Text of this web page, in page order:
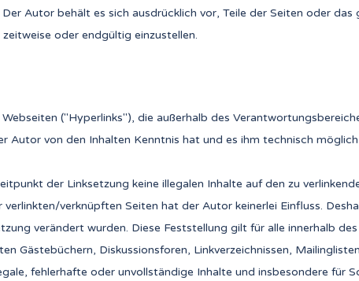
Autor behält es sich ausdrücklich vor, Teile der Seiten oder
oder endgültig einzustellen.
("Hyperlinks"), die außerhalb des
Autor von den Inhalten Kenntnis hat und es ihm technisch
der Linksetzung keine illegalen Inhalte auf den zu
verknüpften Seiten hat der Autor keinerlei Einfluss.
verändert wurden. Diese Feststellung gilt für alle innerhalb
Gästebüchern, Diskussionsforen, Linkverzeichnissen,
fehlerhafte oder unvollständige Inhalte und insbesondere für